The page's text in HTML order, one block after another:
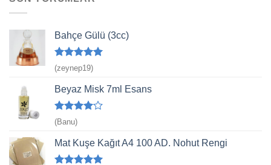
Bahçe Gülü (3cc)
5 üzerinden
5
oy aldı
(zeynep19)
Beyaz Misk 7ml Esans
5
üzerinden
4 oy aldı
(Banu)
Mat Kuşe Kağıt A4 100 AD. Nohut Rengi